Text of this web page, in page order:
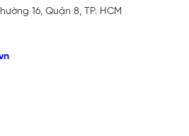
16, Quận 8, TP. HCM